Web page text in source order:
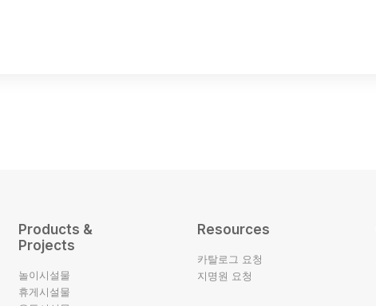
Products &
Projects
놀이시설물
휴게시설물
Resources
카탈로그 요청
지명원 요청